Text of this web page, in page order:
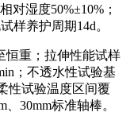
湿度50%±10%；
样养护周期14d。
恒重；拉伸性能试样
；不透水性试验基
性试验温度区间覆
30mm标准轴棒。